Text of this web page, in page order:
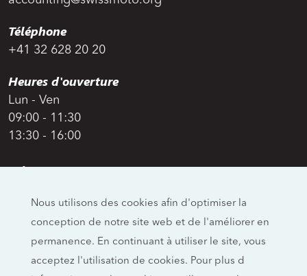
Téléphone
+41 32 628 20 20
Heures d'ouverture
Lun - Ven
09:00 - 11:30
13:30 - 16:00
Adresse
Allmendstrasse 26
CH-4658 Däniken
Réseaux sociaux
Nous utilisons des cookies afin d'optimiser la
conception de notre site web et de l'améliorer en
permanence. En continuant à utiliser le site, vous
acceptez l'utilisation de cookies. Pour plus d